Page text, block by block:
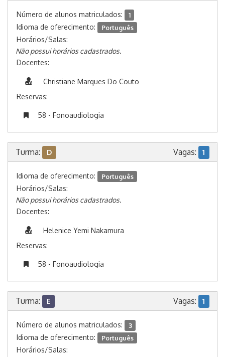
Número de alunos matriculados: 1
Idioma de oferecimento: Português
Horários/Salas:
Não possui horários cadastrados.
Docentes:
Christiane Marques Do Couto
Reservas:
58 - Fonoaudiologia
Turma: D Vagas: 1
Idioma de oferecimento: Português
Horários/Salas:
Não possui horários cadastrados.
Docentes:
Helenice Yemi Nakamura
Reservas:
58 - Fonoaudiologia
Turma: E Vagas: 1
Número de alunos matriculados: 3
Idioma de oferecimento: Português
Horários/Salas: